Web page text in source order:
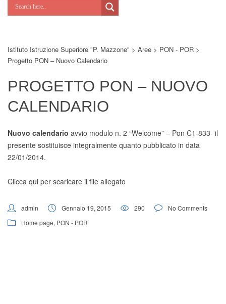
Lab Green
Potenziamoci
Istituto Istruzione Superiore "P. Mazzone" > Aree > PON - POR >
Progetto PON – Nuovo Calendario
PROGETTO PON – NUOVO
CALENDARIO
Nuovo calendario avvio modulo n. 2 “Welcome” – Pon C1-833- il
presente sostituisce integralmente quanto pubblicato in data
22/01/2014.
Clicca qui per scaricare il file allegato
admin Gennaio 19, 2015 290
No Comments
Home page, PON - POR